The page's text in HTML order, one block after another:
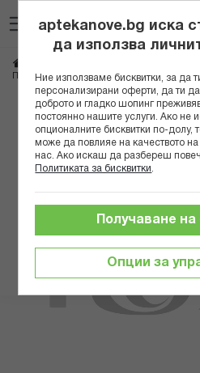
към
съдържанието
ПОМ ПОН ДЕГРИМИРАЩИ МОКРИ КЪРПИ
Преминете
края
aptekanove.bg иска
да използва
Ние използваме бисквитки, за да
персонализирани оферти, да ти
доброто и гладко шопинг
постоянно нашите услуги. Ако
опционалните бисквитки по-долу,
може да повлияе на качеството
нас. Ако искаш да разбереш
Политиката за бисквитки
Опции за
Получаване